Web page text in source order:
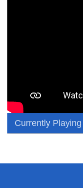
Currently Playing